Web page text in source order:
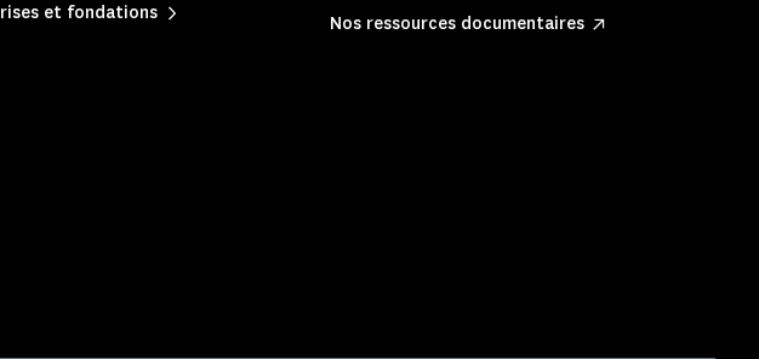
et fondations
Nos ressources documentaires